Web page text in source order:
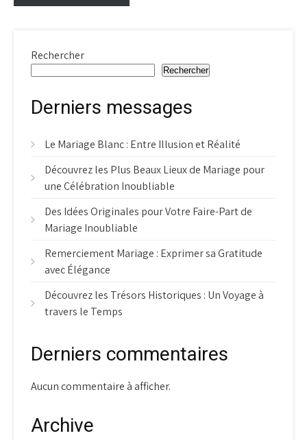
Rechercher
Rechercher
Derniers messages
Le Mariage Blanc : Entre Illusion et Réalité
Découvrez les Plus Beaux Lieux de Mariage pour
une Célébration Inoubliable
Des Idées Originales pour Votre Faire-Part de
Mariage Inoubliable
Remerciement Mariage : Exprimer sa Gratitude
avec Élégance
Découvrez les Trésors Historiques : Un Voyage à
travers le Temps
Derniers commentaires
Aucun commentaire à afficher.
Archive